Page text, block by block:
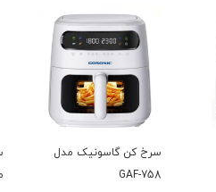
سرخ کن و گریل نینجا
مدل NINJA AG651